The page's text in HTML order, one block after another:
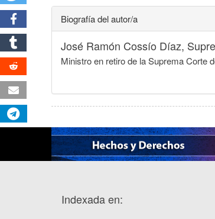
Biografía del autor/a
José Ramón Cossío Díaz,
Ministro en retiro de la Suprema Corte
Indexada en: